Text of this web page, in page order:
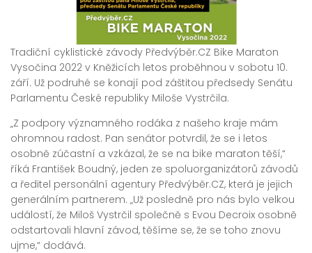
Tradiční cyklistické závody Předvýběr.CZ Bike Maraton
Vysočina 2022 v Kněžicích letos proběhnou v sobotu 10.
září. Už podruhé se konají pod záštitou předsedy Senátu
Parlamentu České republiky Miloše Vystrčila.
„Z podpory významného rodáka z našeho kraje mám
ohromnou radost. Pan senátor potvrdil, že se i letos
osobně zúčastní a vzkázal, že se na bike maraton těší,“
říká František Boudný, jeden ze spoluorganizátorů závodů
a ředitel personální agentury Předvýběr.CZ, která je jejich
generálním partnerem. „Už posledně pro nás bylo velkou
událostí, že Miloš Vystrčil společně s Evou Decroix osobně
odstartovali hlavní závod, těšíme se, že se toho znovu
ujme,“ dodává.